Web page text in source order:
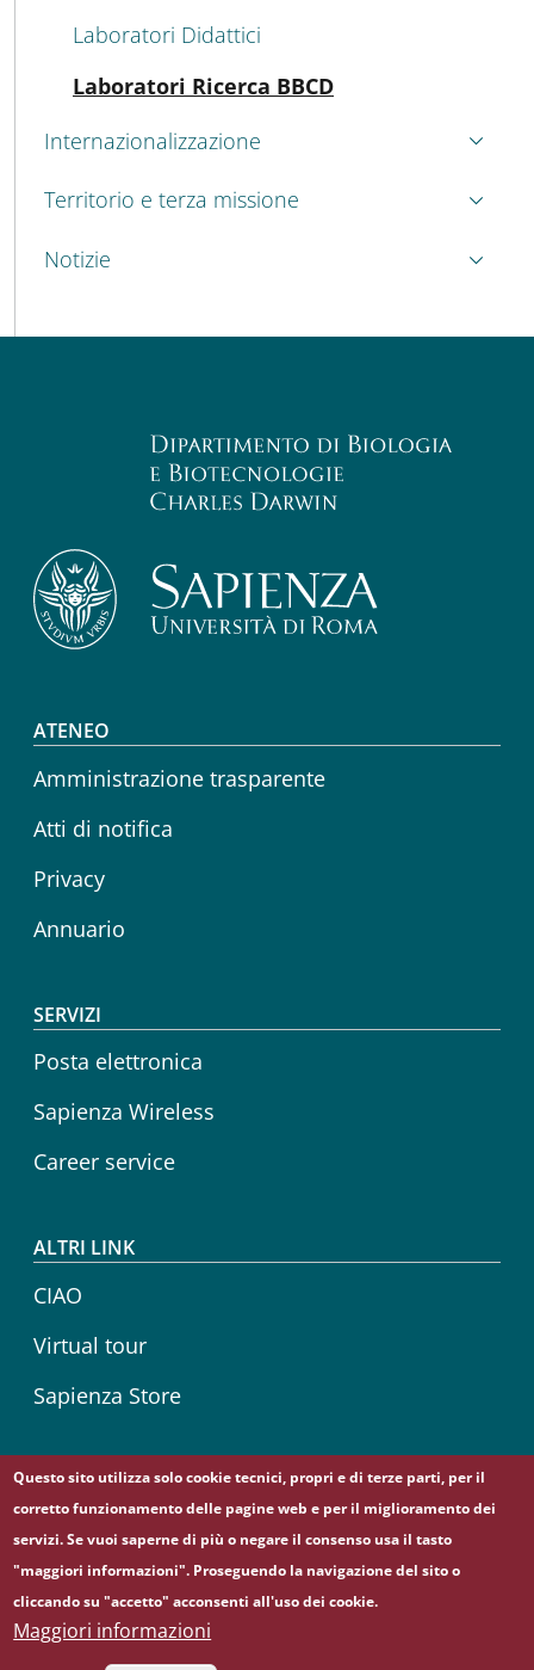
Laboratori Didattici
Laboratori Ricerca BBCD
Internazionalizzazione
Territorio e terza missione
Notizie
Footer menu
ATENEO
Amministrazione trasparente
Atti di notifica
Privacy
Annuario
SERVIZI
Posta elettronica
Sapienza Wireless
Career service
ALTRI LINK
CIAO
Virtual tour
Sapienza Store
Seguici su
© Sapienza Università di Roma - Piazzale Aldo Moro 5,
00185 Roma - (+39) 06 49911 - C.F.: 80209930587 - P. Iva:
Questo sito utilizza solo cookie tecnici, propri e di terze parti, per il
corretto funzionamento delle pagine web e per il miglioramento dei
servizi. Se vuoi saperne di più o negare il consenso usa il tasto
"maggiori informazioni". Proseguendo la navigazione del sito o
cliccando su "accetto" acconsenti all'uso dei cookie.
Maggiori informazioni